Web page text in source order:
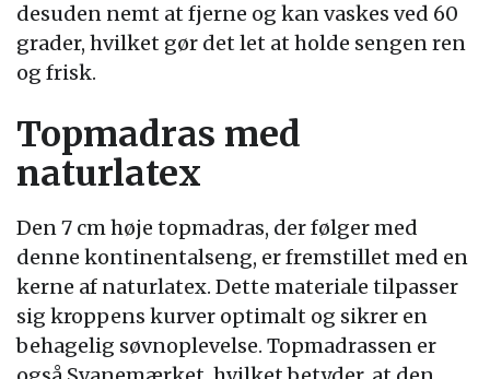
desuden nemt at fjerne og kan vaskes ved 60
grader, hvilket gør det let at holde sengen ren
og frisk.
Topmadras med
naturlatex
Den 7 cm høje topmadras, der følger med
denne kontinentalseng, er fremstillet med en
kerne af naturlatex. Dette materiale tilpasser
sig kroppens kurver optimalt og sikrer en
behagelig søvnoplevelse. Topmadrassen er